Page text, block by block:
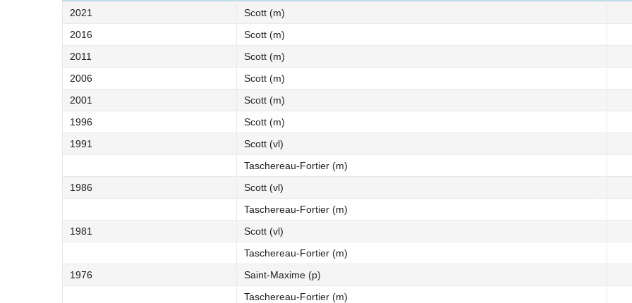
2021
Scott (m)
2016
Scott (m)
2011
Scott (m)
2006
Scott (m)
2001
Scott (m)
1996
Scott (m)
1991
Scott (vl)
Taschereau-Fortier (m)
1986
Scott (vl)
Taschereau-Fortier (m)
1981
Scott (vl)
Taschereau-Fortier (m)
1976
Saint-Maxime (p)
Taschereau-Fortier (m)